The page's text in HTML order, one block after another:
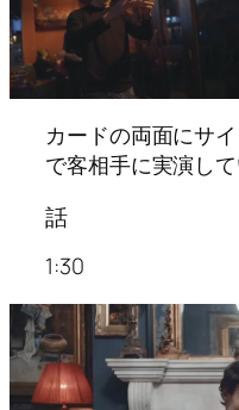
カードの両面にサ
で客相手に実演して
話
1:30